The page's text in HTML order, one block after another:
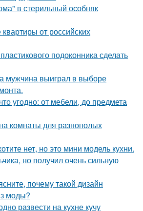
в стерильный особняк
от российских
подоконника сделать
мужчина выиграл в выборе
угодно: от мебели, до предмета
комнаты для разнополых
нет, но это мини модель кухни.
но получил очень сильную
почему такой дизайн
моды?
развести на кухне кучу